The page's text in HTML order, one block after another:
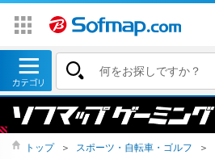
トップ ＞ スポーツ・自転車・ゴルフ ＞